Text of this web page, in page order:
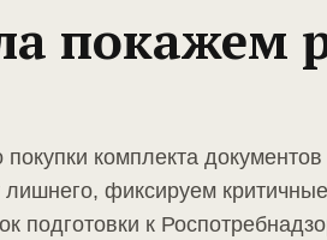
покажем
покупки комплекта
лишнего, фиксируем
подготовки к